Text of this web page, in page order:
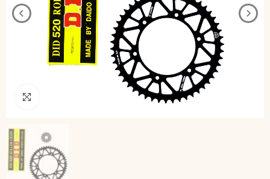
Pincha para agrandar